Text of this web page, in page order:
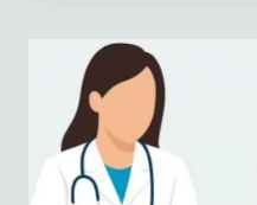
PARA
REGULAR
LA
PRESIÓN
ASISTENCIAL